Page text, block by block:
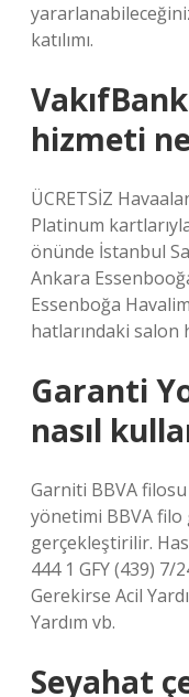
katılımı.
hizmeti
ÜCRETSİZ
Platinum
önünde İstanbul
Ankara
Essenboğa
hatlarındaki salon
Garanti
nasıl
Garniti BBVA filosu
yönetimi BBVA
gerçekleştirilir.
444 1 GFY (439)
Gerekirse Acil
Yardım vb.
Seyahat